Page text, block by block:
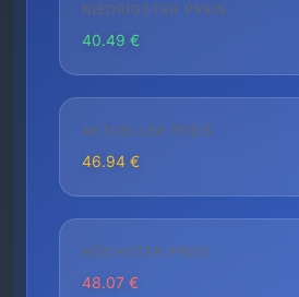
NIEDRIGSTER PREIS
40.49 €
AKTUELLER PREIS
46.94 €
HÖCHSTER PREIS
48.07 €